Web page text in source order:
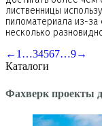
лиственницы
пиломатериала из-за
несколько
← 1 …34567…9→
Каталоги
Фахверк проекты